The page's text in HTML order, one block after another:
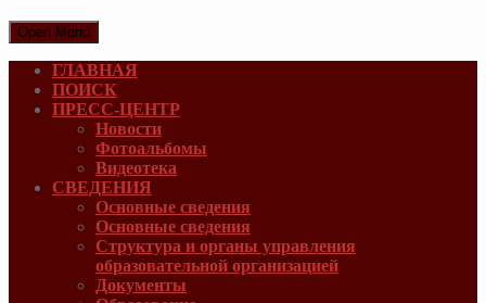
Open Menu
ГЛАВНАЯ
ПОИСК
ПРЕСС-ЦЕНТР
Новости
Фотоальбомы
Видеотека
СВЕДЕНИЯ
Основные сведения
Основные сведения
Структура и органы управления
образовательной организацией
Документы